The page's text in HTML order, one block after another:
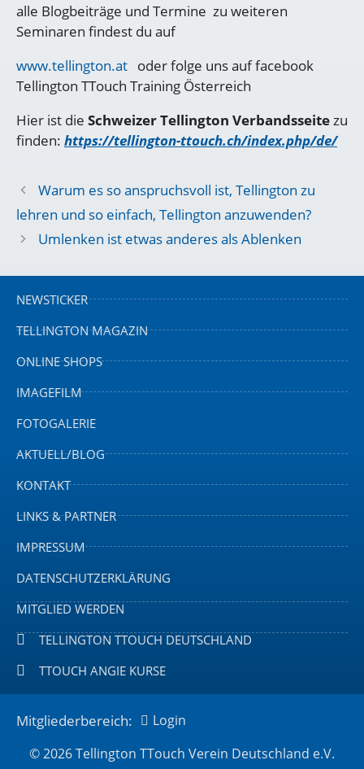
alle Blogbeiträge und Termine zu weiteren
Seminaren findest du auf
www.tellington.at oder folge uns auf facebook
Tellington TTouch Training Österreich
Hier ist die Schweizer Tellington Verbandsseite zu
finden: https://tellington-ttouch.ch/index.php/de/
Warum es so anspruchsvoll ist, Tellington zu
lehren und so einfach, Tellington anzuwenden?
Umlenken ist etwas anderes als Ablenken
NEWSTICKER
TELLINGTON MAGAZIN
ONLINE SHOPS
IMAGEFILM
FOTOGALERIE
AKTUELL/BLOG
KONTAKT
LINKS & PARTNER
IMPRESSUM
DATENSCHUTZERKLÄRUNG
MITGLIED WERDEN
TELLINGTON TTOUCH DEUTSCHLAND
TTOUCH ANGIE KURSE
© 2026 Tellington TTouch Verein Deutschland e.V.
Mitgliederbereich: Login